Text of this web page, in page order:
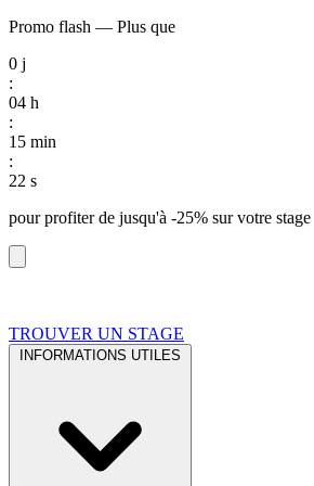
Promo flash — Plus que
0 j
:
04 h
:
15 min
:
21 s
pour profiter de jusqu'à -25% sur votre stage
TROUVER UN STAGE
INFORMATIONS UTILES